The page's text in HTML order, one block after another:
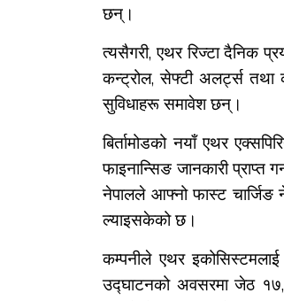
छन्।
त्यसैगरी, एथर रिज्टा दैनिक
कन्ट्रोल, सेफ्टी अलर्ट्स तथा
सुविधाहरू समावेश छन्।
बिर्तामोडको नयाँ एथर
फाइनान्सिङ जानकारी प्राप्त
नेपालले आफ्नो फास्ट चार्जिङ
ल्याइसकेको छ।
कम्पनीले एथर
उद्घाटनको अवसरमा जेठ १७,